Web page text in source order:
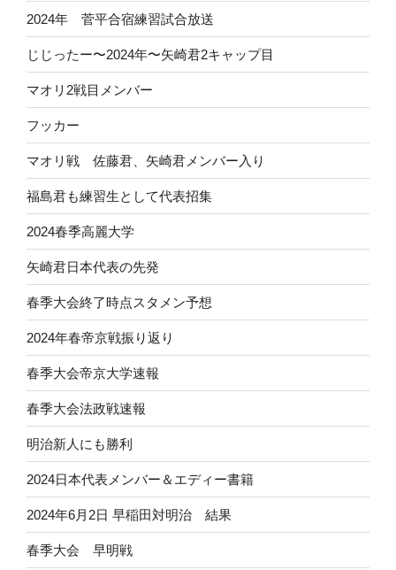
2024年 菅平合宿練習試合放送
じじったー〜2024年〜矢崎君2キャップ目
マオリ2戦目メンバー
フッカー
マオリ戦 佐藤君、矢崎君メンバー入り
福島君も練習生として代表招集
2024春季高麗大学
矢崎君日本代表の先発
春季大会終了時点スタメン予想
2024年春帝京戦振り返り
春季大会帝京大学速報
春季大会法政戦速報
明治新人にも勝利
2024日本代表メンバー＆エディー書籍
2024年6月2日 早稲田対明治 結果
春季大会 早明戦